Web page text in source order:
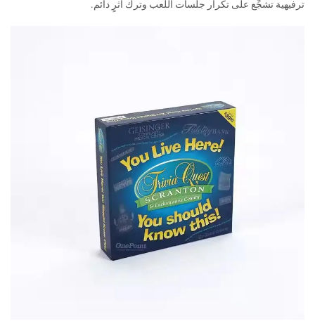
ترفيهية تشجِّع على تكرار جلسات اللعب وترك أثرٍ دائم.